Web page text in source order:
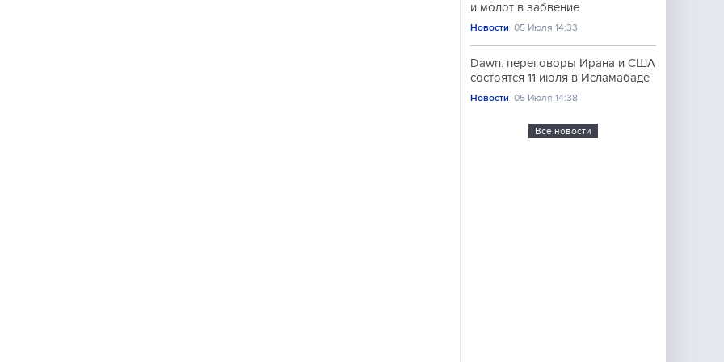
и молот в забвение
Новости 05 Июля 14:33
Dawn: переговоры Ирана и США
состоятся 11 июля в Исламабаде
Новости 05 Июля 14:38
Все новости